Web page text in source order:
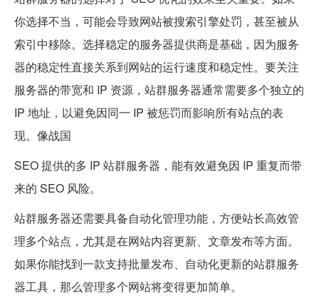
你选择不当，可能会导致网站被搜索引擎处罚，甚至被从
索引中移除。选择稳定的服务器提供商是基础，因为服务
器的稳定性直接关系到网站的运行速度和稳定性。要关注
服务器的带宽和 IP 资源，站群服务器通常需要多个独立的
IP 地址，以避免因同一 IP 被惩罚而影响所有站点的表
现。像战国
SEO 提供的多 IP 站群服务器，能有效避免因 IP 重复而带
来的 SEO 风险。
站群服务器还需要具备自动化管理功能，方便站长高效管
理多个站点，尤其是在网站内容更新、文章发布等方面。
如果你能找到一款支持批量发布、自动化更新的站群服务
器工具，那么管理多个网站将变得更加简单。